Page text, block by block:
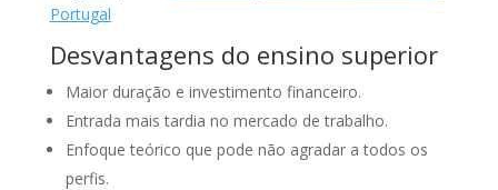
Portugal
Desvantagens do ensino superior
Maior duração e investimento financeiro.
Entrada mais tardia no mercado de trabalho.
Enfoque teórico que pode não agradar a todos os
perfis.